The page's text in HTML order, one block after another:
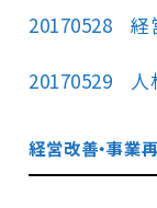
20170528 経営
20170529 人
経営改善・事業